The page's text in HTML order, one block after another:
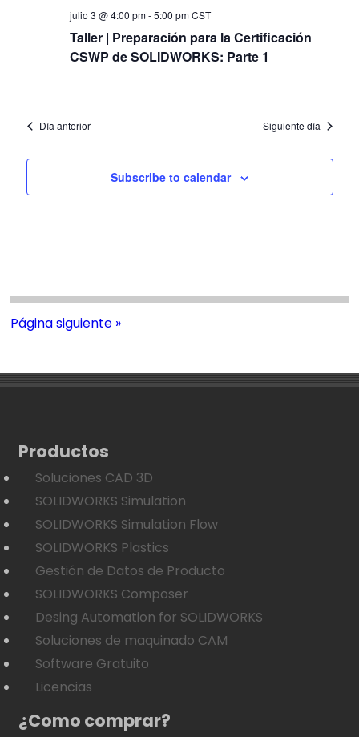
julio 3 @ 4:00 pm-5:00 pm CST
Taller | Preparación para la Certificación
CSWP de SOLIDWORKS: Parte 1
Día anterior Siguiente día
Subscribe to calendar
Página siguiente »
Productos
Soluciones CAD 3D
SOLIDWORKS Simulation
SOLIDWORKS Simulation Flow
SOLIDWORKS Plastics
Gestión de Datos de Producto
SOLIDWORKS Composer
Desing Automation for SOLIDWORKS
Soluciones de maquinado CAM
Software Gratuito
Licencias
¿Como comprar?